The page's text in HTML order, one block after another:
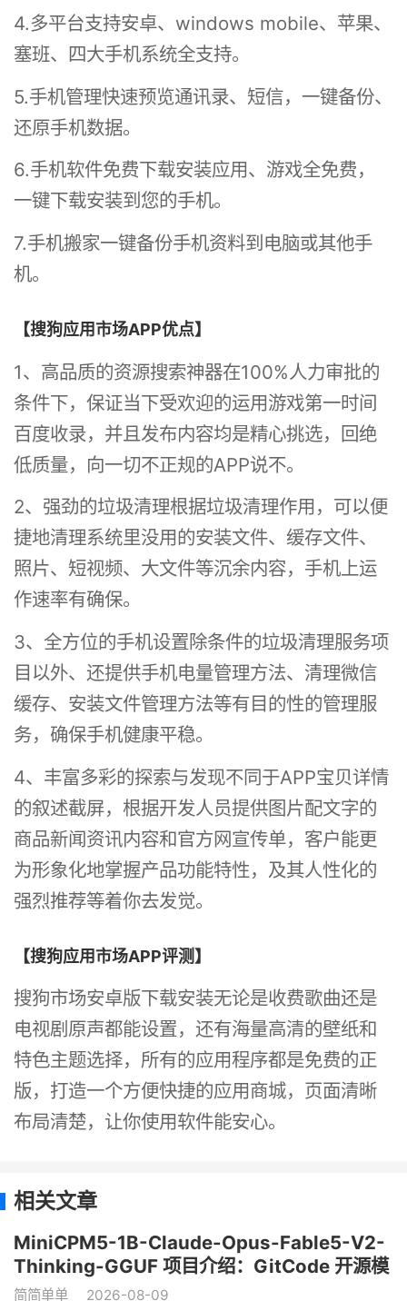
4.多平台支持安卓、windows mobile、苹果、
塞班、四大手机系统全支持。
5.手机管理快速预览通讯录、短信，一键备份、
还原手机数据。
6.手机软件免费下载安装应用、游戏全免费，
一键下载安装到您的手机。
7.手机搬家一键备份手机资料到电脑或其他手
机。
【搜狗应用市场APP优点】
1、高品质的资源搜索神器在100%人力审批的
条件下，保证当下受欢迎的运用游戏第一时间
百度收录，并且发布内容均是精心挑选，回绝
低质量，向一切不正规的APP说不。
2、强劲的垃圾清理根据垃圾清理作用，可以便
捷地清理系统里没用的安装文件、缓存文件、
照片、短视频、大文件等沉余内容，手机上运
作速率有确保。
3、全方位的手机设置除条件的垃圾清理服务项
目以外、还提供手机电量管理方法、清理微信
缓存、安装文件管理方法等有目的性的管理服
务，确保手机健康平稳。
4、丰富多彩的探索与发现不同于APP宝贝详情
的叙述截屏，根据开发人员提供图片配文字的
商品新闻资讯内容和官方网宣传单，客户能更
为形象化地掌握产品功能特性，及其人性化的
强烈推荐等着你去发觉。
【搜狗应用市场APP评测】
搜狗市场安卓版下载安装无论是收费歌曲还是
电视剧原声都能设置，还有海量高清的壁纸和
特色主题选择，所有的应用程序都是免费的正
版，打造一个方便快捷的应用商城，页面清晰
布局清楚，让你使用软件能安心。
相关文章
MiniCPM5-1B-Claude-Opus-Fable5-V2-
Thinking-GGUF 项目介绍：GitCode 开源模
型信息整理
简简单单 2026-08-09